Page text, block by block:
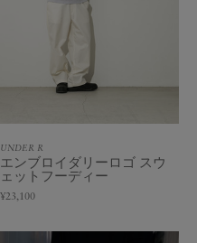
UNDER R
エンブロイダリーロゴ スウ
ェットフーディー
¥23,100